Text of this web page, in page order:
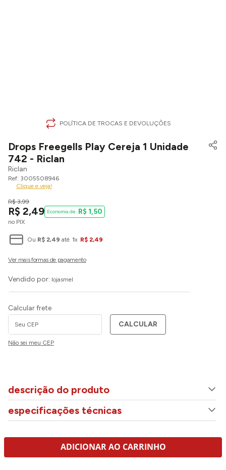
POLÍTICA DE TROCAS E DEVOLUÇÕES
Drops Freegells Play Cereja 1 Unidade
742 - Riclan
Riclan
3005508946
Clique e veja!
R$ 3,99
R$ 2,49
no PIX
R$ 1,50
Ou R$ 2,49 até 1x R$ 2,49
Vendido por: lojasmel
Calcular frete
CALCULAR
Não sei meu CEP
descrição do produto
especificações técnicas
ADICIONAR AO CARRINHO